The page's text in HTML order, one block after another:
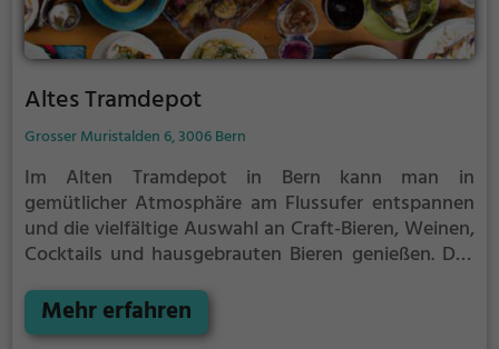
Altes Tramdepot
Grosser Muristalden 6, 3006 Bern
Im Alten Tramdepot in Bern kann man in
gemütlicher Atmosphäre am Flussufer entspannen
und die vielfältige Auswahl an Craft-Bieren, Weinen,
Cocktails und hausgebrauten Bieren genießen. Das
gesunde, vegane und vegetarische Gerichte sowie
leckere Burger und einfache Speisen probieren kann.
Mehr erfahren